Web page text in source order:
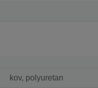
kov, polyuretan